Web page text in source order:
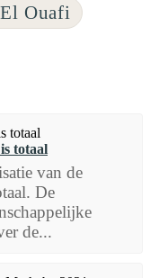
Ouafi
totaal
van de
De
de...